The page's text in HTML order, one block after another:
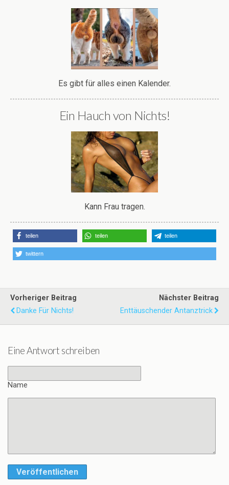
Es gibt für alles einen Kalender.
Ein Hauch von Nichts!
Kann Frau tragen.
teilen teilen teilen
twittern
Vorheriger Beitrag
Danke Für Nichts!
Nächster Beitrag
Enttäuschender Antanztrick
Eine Antwort schreiben
Name
Veröffentlichen